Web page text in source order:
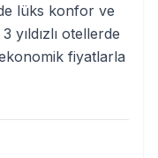
lüks konfor ve
yıldızlı otellerde
fiyatlarla